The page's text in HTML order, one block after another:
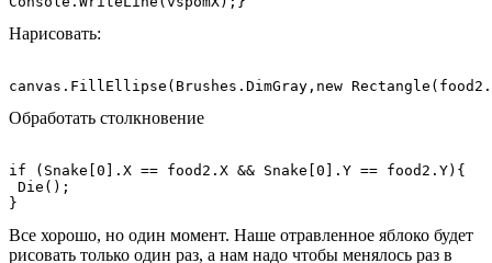
Нарисовать:
canvas.FillEllipse(Brushes.DimGray,new
Обработать столкновение
if (Snake[0].X == food2.X && Snake[0].Y == food2.Y){
Die();
}
Все хорошо, но один момент. Наше отравленное яблоко будет
рисовать только один раз, а нам надо чтобы менялось раз в